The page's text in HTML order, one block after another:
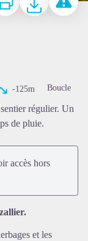
plein écran
-125m Boucle
régulier. Un
de pluie.
accès hors
et les